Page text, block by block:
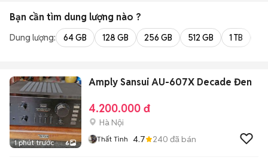
Bạn cần tìm dung lượng nào ?
Dung lượng: 64 GB 128 GB 256 GB 512 GB 1 TB
1 phút trước 6
Amply Sansui AU-607X Decade Đen
4.200.000 đ
Hà Nội
Thất Tình 4.7 240 đã bán